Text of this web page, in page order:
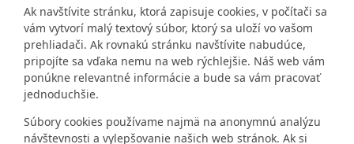
Ak navštívite stránku, ktorá zapisuje cookies, v počítači sa
vám vytvorí malý textový súbor, ktorý sa uloží vo vašom
prehliadači. Ak rovnakú stránku navštívite nabudúce,
pripojíte sa vďaka nemu na web rýchlejšie. Náš web vám
ponúkne relevantné informácie a bude sa vám pracovať
jednoduchšie.
Súbory cookies používame najmä na anonymnú analýzu
návštevnosti a vylepšovanie našich web stránok. Ak si
Naša mestská časť získala 3.
miesto v súťažiZlatyErb.sk
o
najlepšiu internetovú stránku
samospráv za rok 2020
IČO: 00603406
DIČ: 2020919120
IČ DPH: Nie sme platca
DPH
Bankové spojenie:
a.s., Mlynské nivy 1, 829 90
Bratislava 25